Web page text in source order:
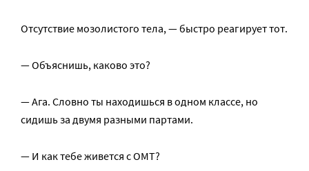
Отсутствие мозолистого тела, — быстро реагирует тот.
— Объяснишь, каково это?
— Ага. Словно ты находишься в одном классе, но
сидишь за двумя разными партами.
— И как тебе живется с ОМТ?